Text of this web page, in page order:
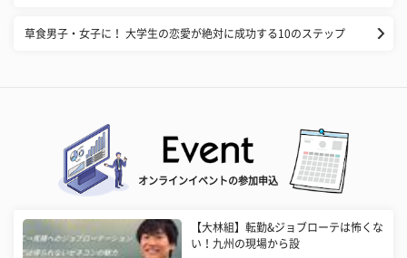
草食男子・女子に！ 大学生の恋愛が絶対に成功する10のステップ
オンラインイベントの参加申込
【大林組】転勤&ジョブローテは怖くな
い！九州の現場から設